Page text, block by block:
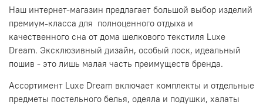
Наш интернет-магазин предлагает большой выбор изделий
премиум-класса для полноценного отдыха и
качественного сна от дома шелкового текстиля Luxe
Dream. Эксклюзивный дизайн, особый лоск, идеальный
пошив - это лишь малая часть преимуществ бренда.
Ассортимент Luxe Dream включает комплекты и отдельные
предметы постельного белья, одеяла и подушки, халаты